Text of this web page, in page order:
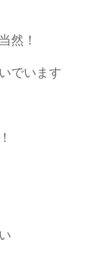
然！
でいます